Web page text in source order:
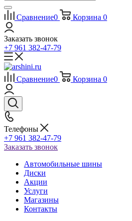
Сравнение0 Корзина 0
Заказать звонок
+7 961 382-47-79
Сравнение0 Корзина 0
Телефоны
+7 961 382-47-79
Заказать звонок
Автомобильные шины
Диски
Акции
Услуги
Магазины
Контакты